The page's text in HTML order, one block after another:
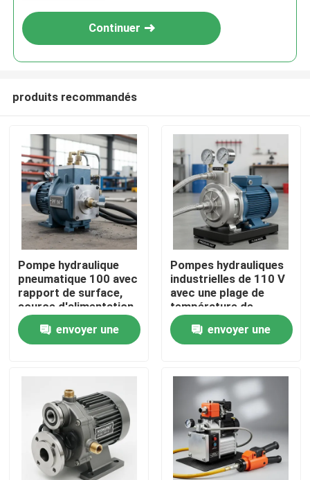
À la maison
Produits
Vidéos
Continuer
produits recommandés
Pompe hydraulique
pneumatique 100 avec
rapport de surface,
source d'alimentation
électrique manuelle à
air comprimé et
rapport de
fonctionnement
envoyer une
Pompes hydrauliques
industrielles de 110 V
avec une plage de
température de
fonctionnement de
moins 20 °C à 80 °C
Construction durable
envoyer une